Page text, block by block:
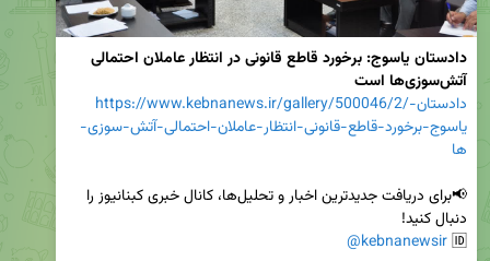
آتش‌سوزی‌ها است
https://www.kebnanews.ir/gallery/500046/2/دادستان-
یاسوج-برخورد-قاطع-قانونی-انتظار-عاملان-احتمالی-آتش-سوزی-
ها
🆔
@kebnanewsir